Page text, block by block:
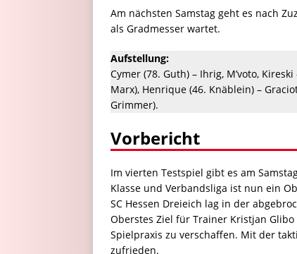
Am nächsten Samstag geht es nach
als Gradmesser wartet.
Aufstellung:
Cymer (78. Guth) – Ihrig, M’voto,
Marx), Henrique (46. Knäblein) –
Grimmer).
Vorbericht
Im vierten Testspiel gibt es am
Klasse und Verbandsliga ist nun ein
SC Hessen Dreieich lag in der
Oberstes Ziel für Trainer Kristjan
Spielpraxis zu verschaffen. Mit der
zufrieden.